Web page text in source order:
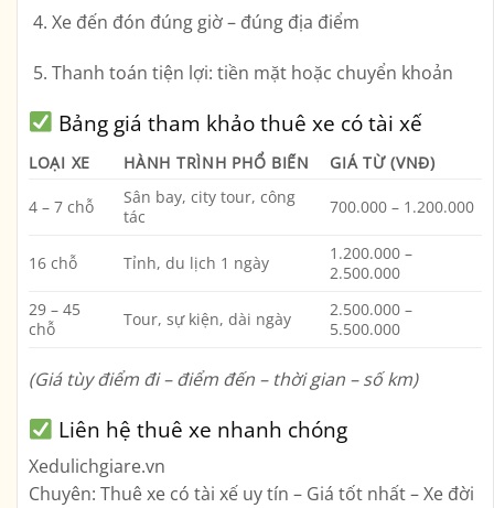
Xe đến đón đúng giờ – đúng địa điểm
Thanh toán tiện lợi: tiền mặt hoặc chuyển khoản
Bảng giá tham khảo thuê xe có tài xế
LOẠI XE HÀNH TRÌNH PHỔ BIẾN GIÁ TỪ (VNĐ)
4 – 7 chỗ
Sân bay, city tour, công
tác
700.000 – 1.200.000
16 chỗ Tỉnh, du lịch 1 ngày
1.200.000 –
2.500.000
29 – 45
chỗ
Tour, sự kiện, dài ngày
2.500.000 –
5.500.000
(Giá tùy điểm đi – điểm đến – thời gian – số km)
Liên hệ thuê xe nhanh chóng
Xedulichgiare.vn
Chuyên: Thuê xe có tài xế uy tín – Giá tốt nhất – Xe đời